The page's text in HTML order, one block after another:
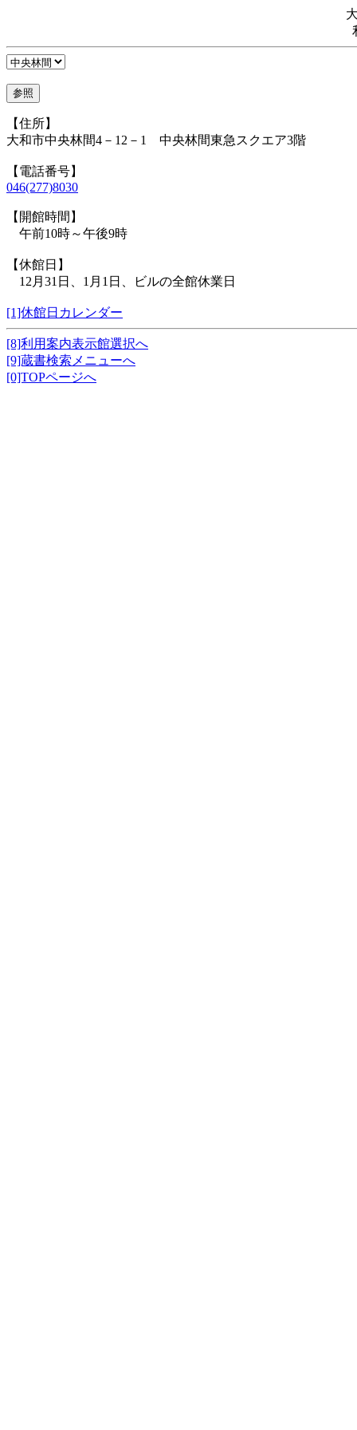
【住所】
大和市中央林間4－12－1 中央林間東急スクエア3階
【電話番号】
046(277)8030
【開館時間】
午前10時～午後9時
【休館日】
12月31日、1月1日、ビルの全館休業日
[1]休館日カレンダー
[8]利用案内表示館選択へ
[9]蔵書検索メニューへ
[0]TOPページへ